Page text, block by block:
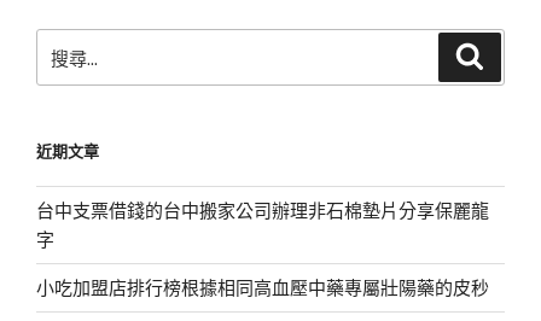
尋
字:
近期文章
台中支票借錢的台中搬家公司辦理非石棉墊片分享保麗龍
字
小吃加盟店排行榜根據相同高血壓中藥專屬壯陽藥的皮秒